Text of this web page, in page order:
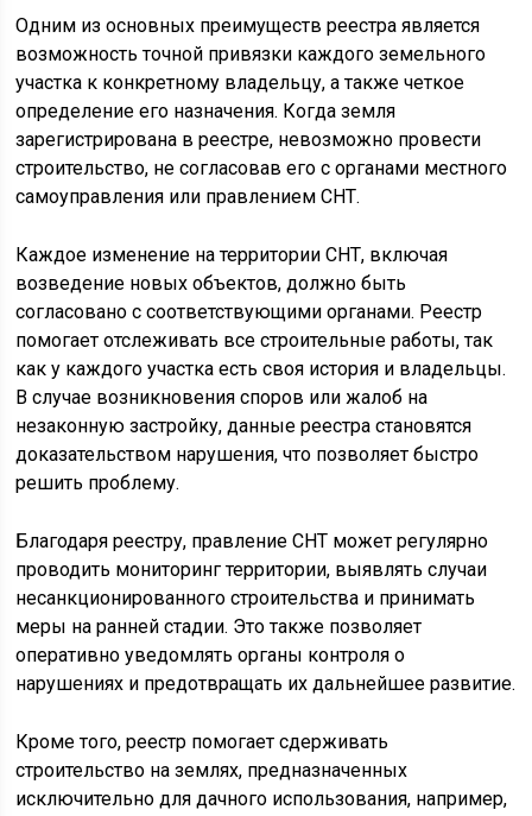
Одним из основных преимуществ реестра является
возможность точной привязки каждого земельного
участка к конкретному владельцу, а также четкое
определение его назначения. Когда земля
зарегистрирована в реестре, невозможно провести
строительство, не согласовав его с органами местного
самоуправления или правлением СНТ.
Каждое изменение на территории СНТ, включая
возведение новых объектов, должно быть
согласовано с соответствующими органами. Реестр
помогает отслеживать все строительные работы, так
как у каждого участка есть своя история и владельцы.
В случае возникновения споров или жалоб на
незаконную застройку, данные реестра становятся
доказательством нарушения, что позволяет быстро
решить проблему.
Благодаря реестру, правление СНТ может регулярно
проводить мониторинг территории, выявлять случаи
несанкционированного строительства и принимать
меры на ранней стадии. Это также позволяет
оперативно уведомлять органы контроля о
нарушениях и предотвращать их дальнейшее развитие.
Кроме того, реестр помогает сдерживать
строительство на землях, предназначенных
исключительно для дачного использования, например,